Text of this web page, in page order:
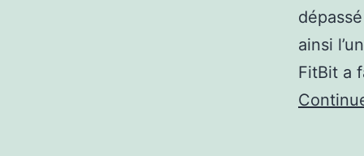
ainsi
FitBit a